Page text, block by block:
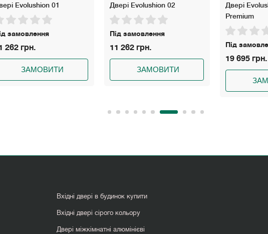
Двері Evolushion 02
Під замовлення
11 262 грн.
ЗАМОВИТИ
Двері Evolushion 02 Alum
Premium
Під замовлення
19 695 грн.
ЗАМОВИТИ
Unica 01
Під
15 150
Вхідні двері в будинок купити
Вхідні двері сірого кольору
Двері міжкімнатні алюмінієві